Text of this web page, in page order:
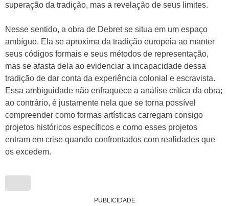
superação da tradição, mas a revelação de seus limites.
Nesse sentido, a obra de Debret se situa em um espaço
ambíguo. Ela se aproxima da tradição europeia ao manter
seus códigos formais e seus métodos de representação,
mas se afasta dela ao evidenciar a incapacidade dessa
tradição de dar conta da experiência colonial e escravista.
Essa ambiguidade não enfraquece a análise crítica da obra;
ao contrário, é justamente nela que se torna possível
compreender como formas artísticas carregam consigo
projetos históricos específicos e como esses projetos
entram em crise quando confrontados com realidades que
os excedem.
PUBLICIDADE